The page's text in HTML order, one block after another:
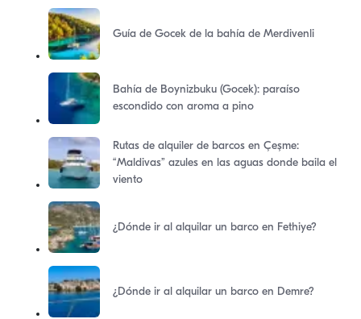
Guía de Gocek de la bahía de Merdivenli
Bahía de Boynizbuku (Gocek): paraíso
escondido con aroma a pino
Rutas de alquiler de barcos en Çeşme:
“Maldivas” azules en las aguas donde baila el
viento
¿Dónde ir al alquilar un barco en Fethiye?
¿Dónde ir al alquilar un barco en Demre?